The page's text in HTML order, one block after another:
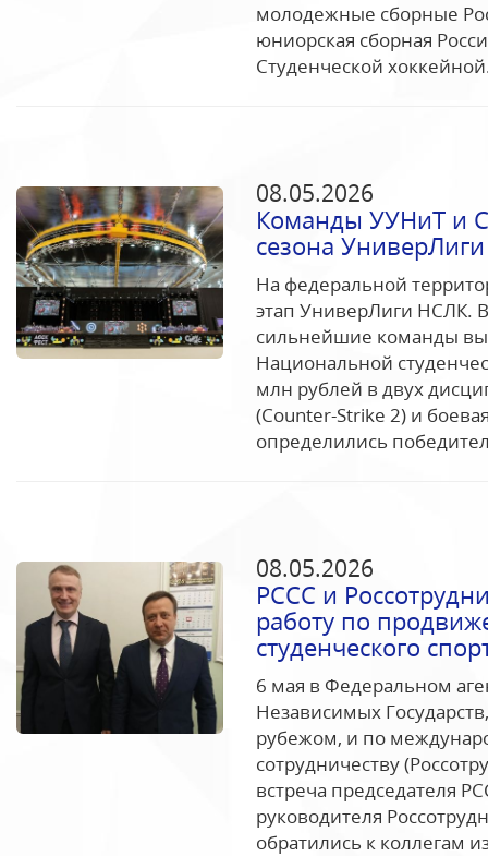
молодежные сборные
юниорская сборная
Студенческой
08.05.2026
Команды УУНиТ и
сезона
На федеральной
этап УниверЛиги НСЛК.
сильнейшие команды
Национальной
млн рублей в двух
(Counter-Strike 2) и
определились
08.05.2026
РССС и
работу по
студенческого
6 мая в Федеральном
Независимых
рубежом, и по
сотрудничеству
встреча председателя
руководителя
обратились к коллегам